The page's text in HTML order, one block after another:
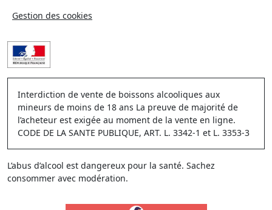
Gestion des cookies
Interdiction de vente de boissons alcooliques aux
mineurs de moins de 18 ans La preuve de majorité de
l’acheteur est exigée au moment de la vente en ligne.
CODE DE LA SANTE PUBLIQUE, ART. L. 3342-1 et L. 3353-3
L’abus d’alcool est dangereux pour la santé. Sachez
consommer avec modération.